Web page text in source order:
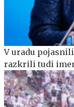
V uradu
razkrili tudi